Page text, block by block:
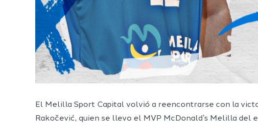
El Melilla Sport Capital volvió a reencontrarse con la
Rakočević, quien se llevo el MVP McDonald’s Melilla del